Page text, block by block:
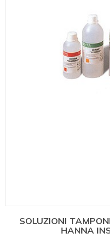
SOLUZIONI
HANNA